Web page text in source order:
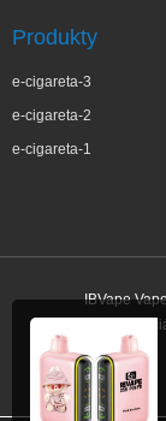
Produkty
e-cigareta-3
e-cigareta-2
e-cigareta-1
IBVape
IBvape –